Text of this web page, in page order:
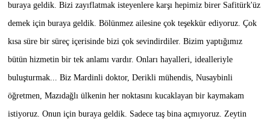
buraya geldik. Bizi zayıflatmak isteyenlere karşı hepimiz birer Safitürk'üz
demek için buraya geldik. Bölünmez ailesine çok teşekkür ediyoruz. Çok
kısa süre bir süreç içerisinde bizi çok sevindirdiler. Bizim yaptığımız
bütün hizmetin bir tek anlamı vardır. Onları hayalleri, idealleriyle
buluşturmak... Biz Mardinli doktor, Derikli mühendis, Nusaybinli
öğretmen, Mazıdağlı ülkenin her noktasını kucaklayan bir kaymakam
istiyoruz. Onun için buraya geldik. Sadece taş bina açmıyoruz. Zeytin